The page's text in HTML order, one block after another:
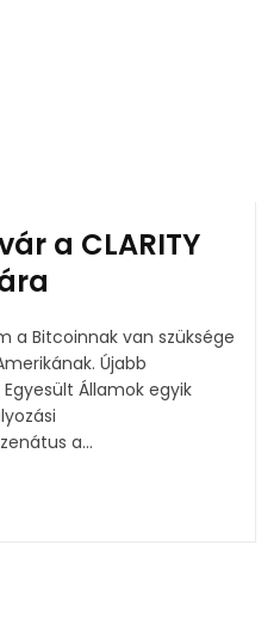
a CLARITY
a Bitcoinnak van szüksége
Újabb
Államok egyik
a...